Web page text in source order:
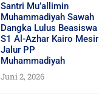
Santri Mu’allimin
Muhammadiyah Sawah
Dangka Lulus Beasiswa
S1 Al-Azhar Kairo Mesir
Jalur PP
Muhammadiyah
Juni 2, 2026